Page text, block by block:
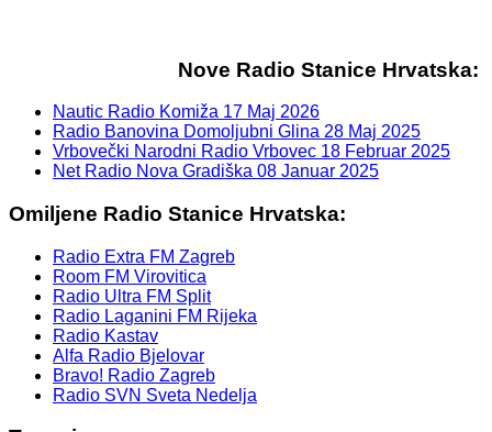
Nove Radio Stanice Hrvatska:
Nautic Radio Komiža 17 Maj 2026
Radio Banovina Domoljubni Glina 28 Maj 2025
Vrbovečki Narodni Radio Vrbovec 18 Februar 2025
Net Radio Nova Gradiška 08 Januar 2025
Omiljene Radio Stanice Hrvatska:
Radio Extra FM Zagreb
Room FM Virovitica
Radio Ultra FM Split
Radio Laganini FM Rijeka
Radio Kastav
Alfa Radio Bjelovar
Bravo! Radio Zagreb
Radio SVN Sveta Nedelja